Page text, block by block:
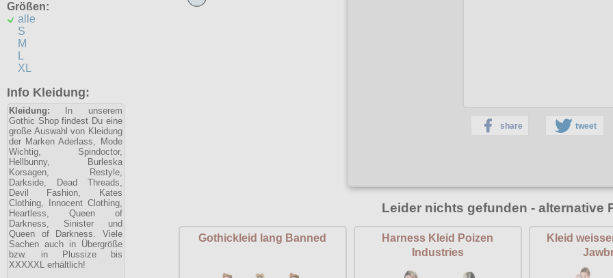
Größen:
alle
S
M
L
XL
Info Kleidung:
Kleidung: In unserem
Gothic Shop findest Du eine
große Auswahl von Kleidung
der Marken Aderlass, Mode
Wichtig, Spindoctor,
Hellbunny, Burleska
Korsagen, Restyle,
Darkside, Dead Threads,
Devil Fashion, Kates
Clothing, Innocent Clothing,
Heartless, Queen of
Darkness, Sinister und
Queen of Darkness. Viele
Sachen auch in Übergröße
bzw. in Plussize bis
XXXXXL erhältlich!
share tweet
Leider nichts gefunden - alternative
Gothickleid lang Banned
Harness Kleid Poizen
Industries
Kleid